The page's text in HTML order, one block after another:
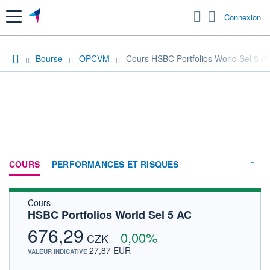
Menu Connexion
Bourse OPCVM Cours HSBC Portfolios World Sel 5
COURS PERFORMANCES ET RISQUES
Cours
HSBC Portfolios World Sel 5 AC
676,29 CZK 0,00%
VALEUR INDICATIVE 27,87 EUR